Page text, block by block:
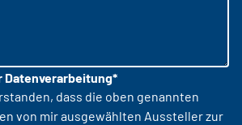
Datenverarbeitung*
dass die oben genannten
von mir ausgewählten Aussteller zur